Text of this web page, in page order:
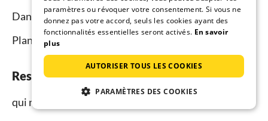
Dans le monde
Plan du site
Resido.fr
qui nous sommes
paramètres ou révoquer votre consentement. Si vous ne
donnez pas votre accord, seuls les cookies ayant des
fonctionnalités essentielles seront activés. En savoir
plus
AUTORISER TOUS LES COOKIES
PARAMÈTRES DES COOKIES